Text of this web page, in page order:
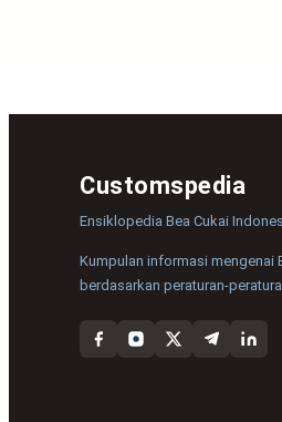
Customspedia
Ensiklopedia Bea Cukai
Kumpulan informasi mengenai
berdasarkan peraturan-